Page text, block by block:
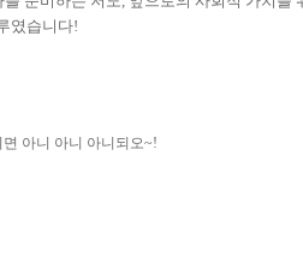
였습니다!
아니 아니 아니되오~!